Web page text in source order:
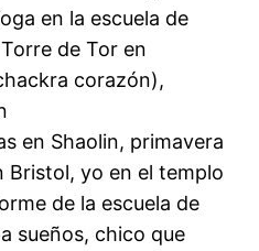
en la escuela de
de Tor en
corazón),
en Shaolin, primavera
Bristol, yo en el templo
de la escuela de
sueños, chico que